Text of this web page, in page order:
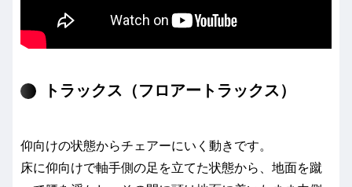
トラックス（フロアートラックス）
仰向けの状態からチェアーにいく動きです。
床に仰向けで軸手側の足を立てた状態から、地面を蹴